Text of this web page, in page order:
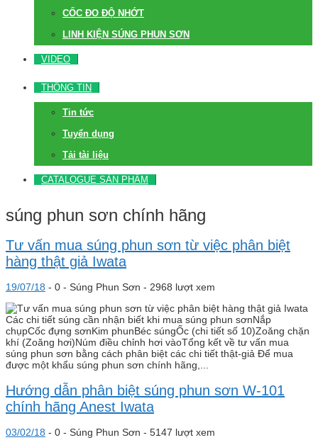
CỐC ĐO ĐỘ NHỚT
LINH KIỆN SÚNG PHUN SƠN
VIDEO
THÔNG TIN
Tin tức
Tuyển dụng
Tải tài liệu
CATALOGUE SẢN PHẨM
súng phun sơn chính hãng
Tư vấn mua súng phun sơn từ việc phân biệt
hàng thật giả Iwata
19/07/18 - 0 - Súng Phun Sơn - 2968 lượt xem
Các chi tiết súng cần nhận biết khi mua súng phun sơnNắp
chụpCốc đựng sơnKim phunBéc súngỐc (chi tiết số 10)Zoăng chặn
khí (Zoăng hơi)Núm điều chỉnh hơi vàoTổng kết về tư vấn mua
súng phun sơn bằng cách phân biệt các chi tiết thật-giả Để mua
được một khẩu súng phun sơn chính hãng,...
Hướng dẫn phân biệt súng phun sơn W-101
chính hãng Anest Iwata
03/02/18 - 0 - Súng Phun Sơn - 5147 lượt xem